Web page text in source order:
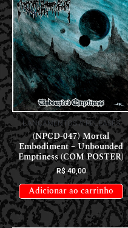
LANÇAMENTOS // RELEASES
(NPCD-047) Mortal
Embodiment – Unbounded
Emptiness (COM POSTER)
R$40,00
Adicionar ao carrinho